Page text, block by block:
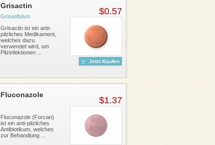
Grisactin
Griseofulvin
Grisactin ist ein anti-
pilzliches Medikament,
welches dazu
verwendet wird, um
Pilzinfektionen ...
$0.57
Jetzt Kaufen
Fluconazole
Fluconazole (Forcan)
ist ein anti-pilzliches
Antibiotikum, welches
zur Behandlung ...
$1.37